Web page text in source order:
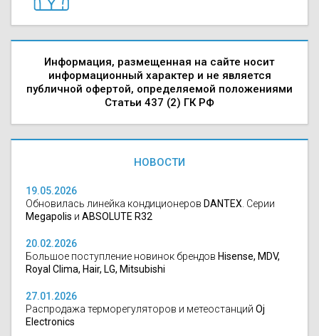
Информация, размещенная на сайте носит
информационный характер и не является
публичной офертой, определяемой положениями
Статьи 437 (2) ГК РФ
НОВОСТИ
19.05.2026
Обновилась линейка кондиционеров DANTEX. Серии
Megapolis и ABSOLUTE R32
20.02.2026
Большое поступление новинок брендов Hisense, MDV,
Royal Clima, Hair, LG, Mitsubishi
27.01.2026
Распродажа терморегуляторов и метеостанций Oj
Electronics